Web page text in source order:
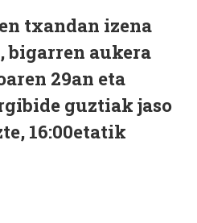
txandan izena
bigarren aukera
29an eta
guztiak jaso
16:00etatik